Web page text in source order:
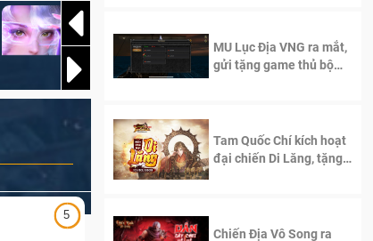
5
MU Lục Địa VNG ra mắt,
gửi tặng game thủ bộ
Tam Quốc Chí kích hoạt
đại chiến Di Lăng, tặng
Chiến Địa Vô Song ra